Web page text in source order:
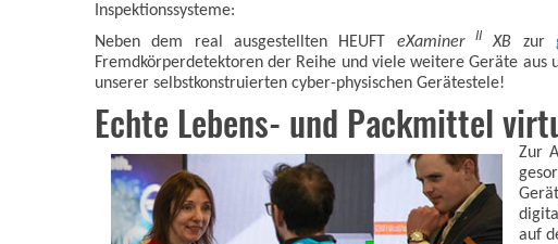
Inspektionssysteme:
Neben dem real ausgestellten HEUFT eXaminerII XB zur
Fremdkörperdetektoren der Reihe und viele weitere Geräte
unserer selbstkonstruierten cyber-physischen Gerätestele!
Echte Lebens- und Packmittel
Zur
auf